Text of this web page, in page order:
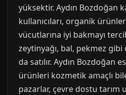
yüksektir. Aydın Bozdoğan
kullanıcıları, organik
vücutlarına iyi bakmayı
zeytinyağı, bal, pekmez gibi
da satılır. Aydın Bozdoğan
ürünleri kozmetik amaçlı
pazarlar, çevre dostu tarım